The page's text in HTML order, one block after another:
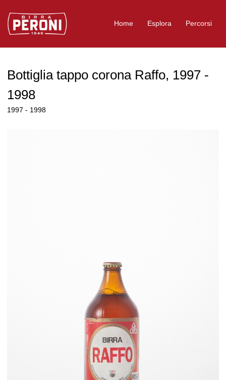
Logo Birra Peroni
Home Esplora Percorsi
Bottiglia tappo corona Raffo, 1997 -
1998
1997 - 1998